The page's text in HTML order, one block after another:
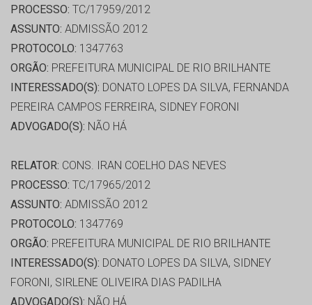
PROCESSO: TC/17959/2012
ASSUNTO: ADMISSÃO 2012
PROTOCOLO: 1347763
ORGÃO: PREFEITURA MUNICIPAL DE RIO BRILHANTE
INTERESSADO(S): DONATO LOPES DA SILVA, FERNANDA
PEREIRA CAMPOS FERREIRA, SIDNEY FORONI
ADVOGADO(S): NÃO HÁ
RELATOR: CONS. IRAN COELHO DAS NEVES
PROCESSO: TC/17965/2012
ASSUNTO: ADMISSÃO 2012
PROTOCOLO: 1347769
ORGÃO: PREFEITURA MUNICIPAL DE RIO BRILHANTE
INTERESSADO(S): DONATO LOPES DA SILVA, SIDNEY
FORONI, SIRLENE OLIVEIRA DIAS PADILHA
ADVOGADO(S): NÃO HÁ